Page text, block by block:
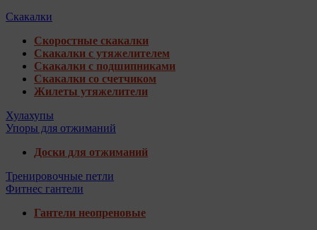
Скакалки
Скоростные скакалки
Скакалки с утяжелителем
Скакалки с подшипниками
Скакалки со счетчиком
Жилеты утяжелители
Хулахупы
Упоры для отжиманий
Доски для отжиманий
Тренировочные петли
Фитнес гантели
Гантели неопреновые